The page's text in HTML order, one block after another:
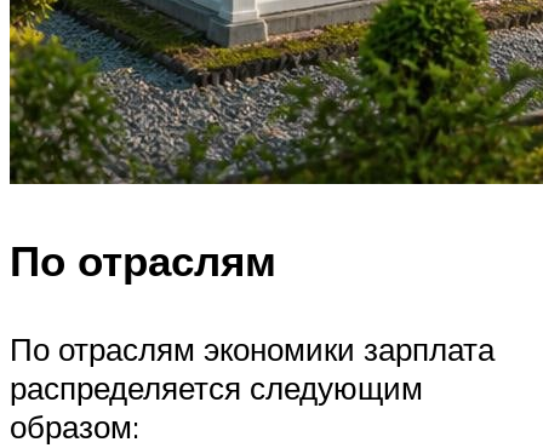
По отраслям
По отраслям экономики зарплата
распределяется следующим
образом: